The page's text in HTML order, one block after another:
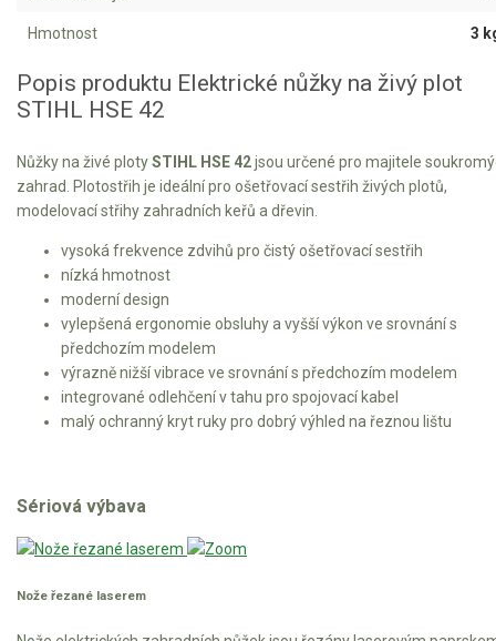
VARI multifunkční nosiče
Sněhové frézy
Kultivátory
Nůžky na živý plot
AKU nůžky na živý plot
Benzínové nůžky na živý plot
Elektrické nůžky na živý plot
Vysavače a foukače
Štěpkovače a drtiče
Elektrické skútry
Hmotnost 3
Popis produktu Elektrické nůžky na živý plot
STIHL HSE 42
Nůžky na živé plotySTIHL HSE 42jsou určené pro majitele
zahrad. Plotostřih je ideální pro ošetřovací sestřih živých plotů,
modelovací střihy zahradních keřů a dřevin.
vysoká frekvence zdvihů pro čistý ošetřovací sestřih
nízká hmotnost
moderní design
vylepšená ergonomie obsluhy a vyšší výkon ve srovnání s
předchozím modelem
výrazně nižší vibrace ve srovnání s předchozím modelem
integrované odlehčení v tahu pro spojovací kabel
malý ochranný kryt ruky pro dobrý výhled na řeznou lištu
Sériová výbava
Nože řezané laserem